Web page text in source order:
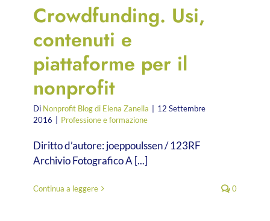
Crowdfunding. Usi,
contenuti e
piattaforme per il
nonprofit
Di Nonprofit Blog di Elena Zanella
12 Settembre
2016
Professione e formazione
Diritto d’autore: joeppoulssen / 123RF
Archivio Fotografico A [...]
Continua a leggere 0